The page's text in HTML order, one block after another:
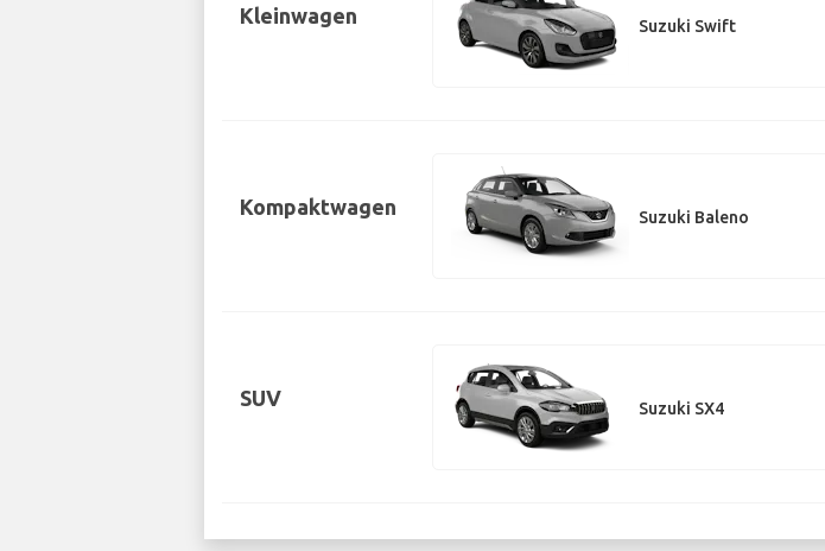
Kleinwagen Suzuki Swift
Kompaktwagen Suzuki Baleno
SUV Suzuki SX4